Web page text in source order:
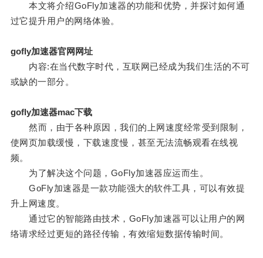
本文将介绍GoFly加速器的功能和优势，并探讨如何通
过它提升用户的网络体验。
gofly加速器官网网址
内容:在当代数字时代，互联网已经成为我们生活的不可
或缺的一部分。
gofly加速器mac下载
然而，由于各种原因，我们的上网速度经常受到限制，
使网页加载缓慢，下载速度慢，甚至无法流畅观看在线视
频。
为了解决这个问题，GoFly加速器应运而生。
GoFly加速器是一款功能强大的软件工具，可以有效提
升上网速度。
通过它的智能路由技术，GoFly加速器可以让用户的网
络请求经过更短的路径传输，有效缩短数据传输时间。